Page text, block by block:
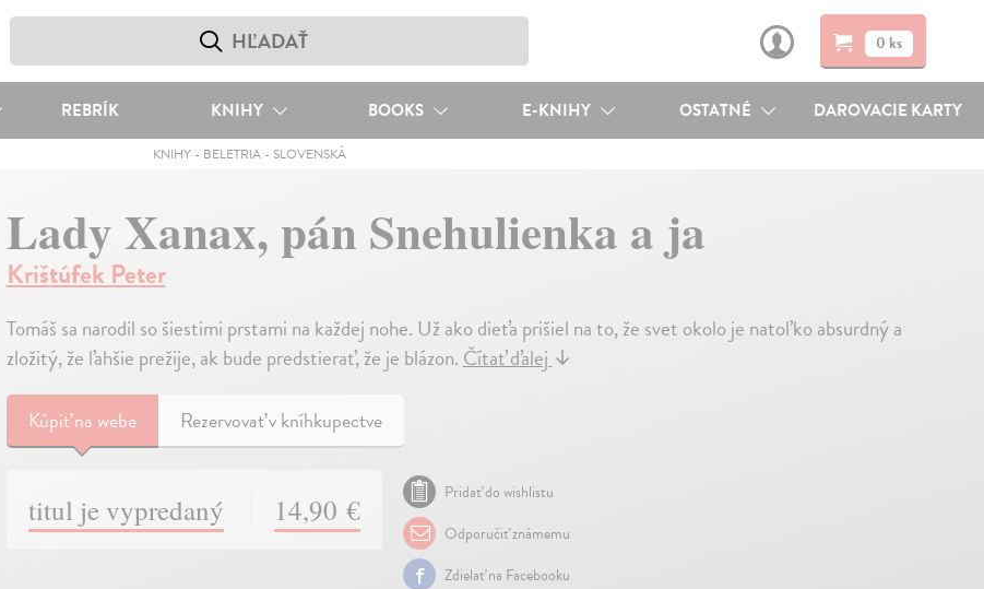
0 ks
REBRÍK KNIHY BOOKS E-KNIHY OSTATNÉ DAROVACIE KARTY
KNIHY - BELETRIA - SLOVENSKÁ
Lady Xanax, pán Snehulienka a ja
Krištúfek Peter
Tomáš sa narodil so šiestimi prstami na každej nohe. Už ako dieťa prišiel na to, že svet okolo je natoľko absurdný a
zložitý, že ľahšie prežije, ak bude predstierať, že je blázon.Čítať ďalej↓
Kúpiťna webe Rezervovať v kníhkupectve
titul je vypredaný 14,90 €
Pridať do wishlistu
Odporučiť známemu
Zdielať na Facebooku